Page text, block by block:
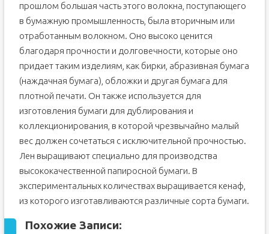
прошлом большая часть этого волокна, поступающего
в бумажную промышленность, была вторичным или
отработанным волокном. Оно высоко ценится
благодаря прочности и долговечности, которые оно
придает таким изделиям, как бирки, абразивная бумага
(наждачная бумага), обложки и другая бумага для
плотной печати. Он также используется для
изготовления бумаги для дублирования и
коллекционирования, в которой чрезвычайно малый
вес должен сочетаться с исключительной прочностью.
Лен выращивают специально для производства
высококачественной папиросной бумаги. В
экспериментальных количествах выращивается кенаф,
из которого изготавливаются различные сорта бумаги.
Похожие Записи: